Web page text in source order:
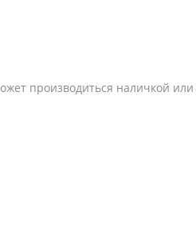
производиться наличкой